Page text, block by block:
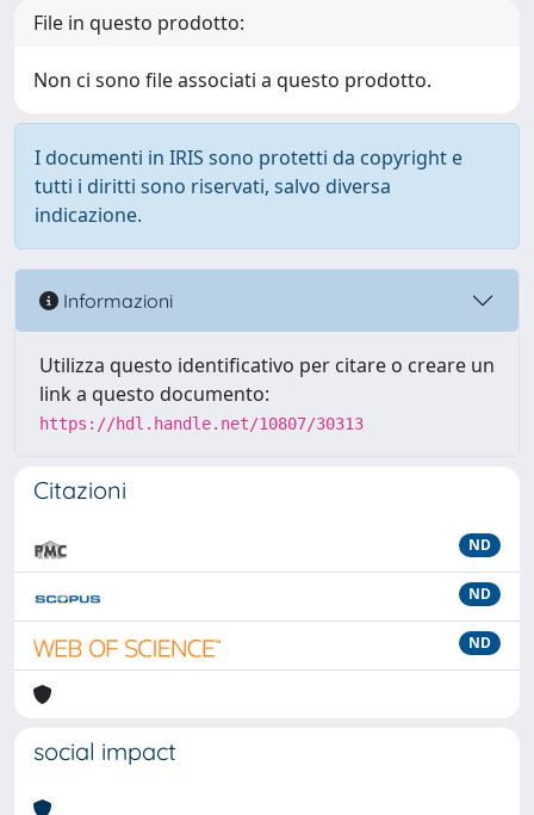
File in questo prodotto:
Non ci sono file associati a questo prodotto.
I documenti in IRIS sono protetti da copyright e
tutti i diritti sono riservati, salvo diversa
indicazione.
Informazioni
Utilizza questo identificativo per citare o creare un
link a questo documento:
https://hdl.handle.net/10807/30313
Citazioni
ND
ND
ND
social impact